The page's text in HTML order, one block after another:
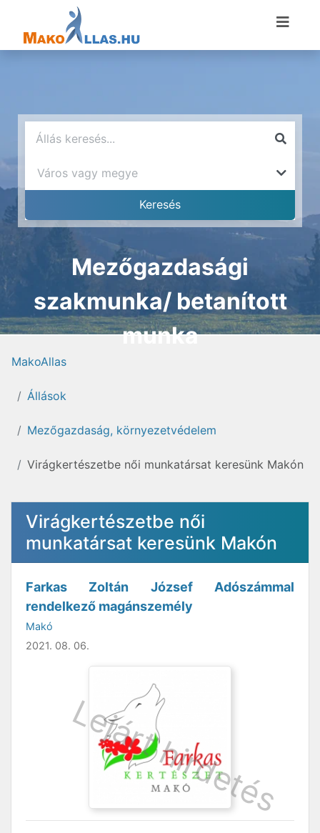
Mezőgazdasági
szakmunka/ betanított
munka
MakoAllas
Állások
Mezőgazdaság, környezetvédelem
Virágkertészetbe női munkatársat keresünk Makón
Virágkertészetbe női
munkatársat keresünk Makón
Farkas Zoltán József Adószámmal
rendelkező magánszemély
Makó
2021. 08. 06.